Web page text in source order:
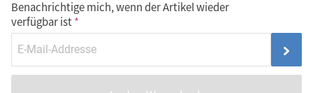
Benachrichtige mich, wenn der Artikel wieder
verfügbar ist